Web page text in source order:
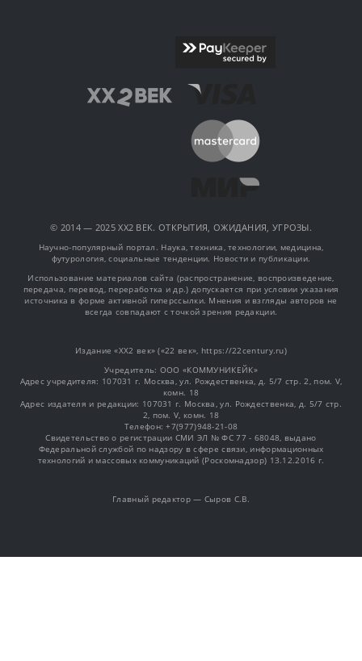
© 2014 — 2025 XX2 ВЕК. ОТКРЫТИЯ, ОЖИДАНИЯ, УГРОЗЫ.
Научно-популярный портал. Наука, техника, технологии, медицина,
футурология, социальные тенденции. Новости и публикации.
Использование материалов сайта (распространение, воспроизведение,
передача, перевод, переработка и др.) допускается при условии указания
источника в форме активной гиперссылки. Мнения и взгляды авторов не
всегда совпадают с точкой зрения редакции.
Издание «XX2 век» («22 век», https://22century.ru)
Учредитель: OOO «КОММУНИКЕЙК»
Адрес учредителя: 107031 г. Москва, ул. Рождественка, д. 5/7 стр. 2, пом. V,
комн. 18
Адрес издателя и редакции: 107031 г. Москва, ул. Рождественка, д. 5/7 стр.
2, пом. V, комн. 18
Телефон: +7(977)948-21-08
Свидетельство о регистрации СМИ ЭЛ № ФС 77 - 68048, выдано
Федеральной службой по надзору в сфере связи, информационных
технологий и массовых коммуникаций (Роскомнадзор) 13.12.2016 г.
Главный редактор — Сыров С.В.